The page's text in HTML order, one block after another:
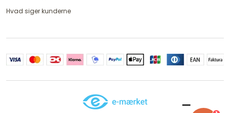
Hvad siger kunderne